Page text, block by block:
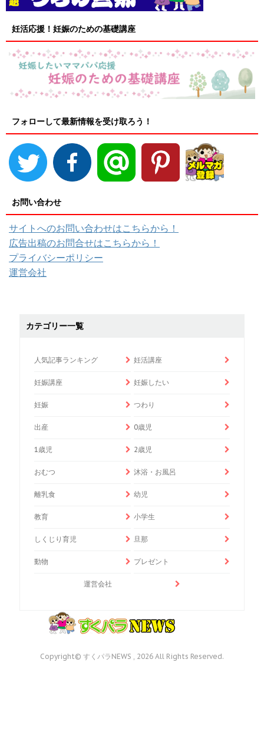
妊活応援！妊娠のための基礎講座
フォローして最新情報を受け取ろう！
お問い合わせ
サイトへのお問い合わせはこちらから！
広告出稿のお問合せはこちらから！
プライバシーポリシー
運営会社
カテゴリー一覧
人気記事ランキング 妊活講座
妊娠講座 妊娠したい
妊娠 つわり
出産 0歳児
1歳児 2歳児
おむつ 沐浴・お風呂
離乳食 幼児
教育 小学生
しくじり育児 旦那
動物 プレゼント
運営会社
Copyright© すくパラNEWS , 2026 All Rights Reserved.